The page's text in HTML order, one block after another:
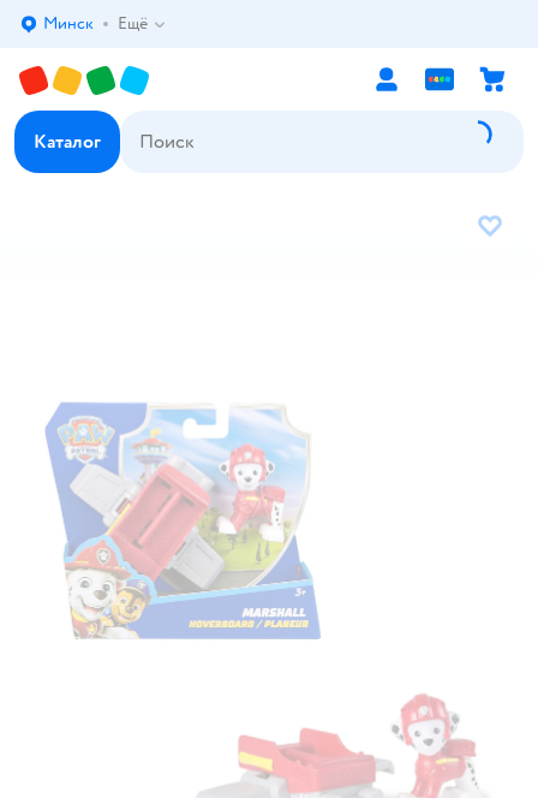
Выбор адреса доставки.
Минск Ещё
Каталог
В